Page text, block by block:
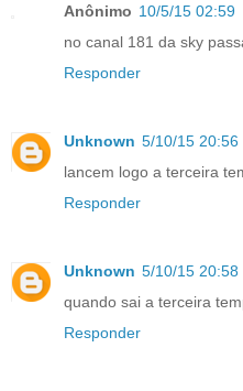
Anônimo 10/5/15 02:59
no canal 181 da sky
Responder
Unknown 5/10/15 20:56
lancem logo a terceira
Responder
Unknown 5/10/15 20:58
quando sai a terceira
Responder